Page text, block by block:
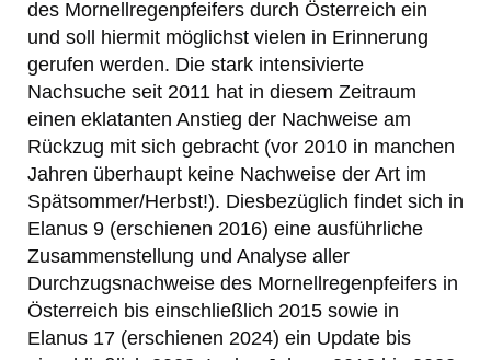
des Mornellregenpfeifers durch Österreich ein
und soll hiermit möglichst vielen in Erinnerung
gerufen werden. Die stark intensivierte
Nachsuche seit 2011 hat in diesem Zeitraum
einen eklatanten Anstieg der Nachweise am
Rückzug mit sich gebracht (vor 2010 in manchen
Jahren überhaupt keine Nachweise der Art im
Spätsommer/Herbst!). Diesbezüglich findet sich in
Elanus 9 (erschienen 2016) eine ausführliche
Zusammenstellung und Analyse aller
Durchzugsnachweise des Mornellregenpfeifers in
Österreich bis einschließlich 2015 sowie in
Elanus 17 (erschienen 2024) ein Update bis